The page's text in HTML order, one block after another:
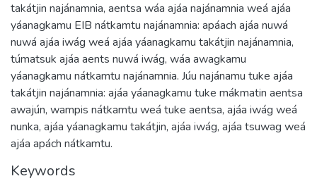
takátjin najánamnia, aentsa wáa ajáa najánamnia weá ajáa
yáanagkamu EIB nátkamtu najánamnia: apáach ajáa nuwá
nuwá ajáa iwág weá ajáa yáanagkamu takátjin najánamnia,
túmatsuk ajáa aents nuwá iwág, wáa awagkamu
yáanagkamu nátkamtu najánamnia. Júu najánamu tuke ajáa
takátjin najánamnia: ajáa yáanagkamu tuke mákmatin aentsa
awajún, wampis nátkamtu weá tuke aentsa, ajáa iwág weá
nunka, ajáa yáanagkamu takátjin, ajáa iwág, ajáa tsuwag weá
ajáa apách nátkamtu.
Keywords